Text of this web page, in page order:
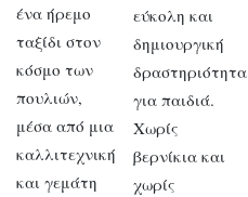
ένα ήρεμο
ταξίδι στον
κόσμο των
πουλιών,
μέσα από μια
καλλιτεχνική
και γεμάτη
εύκολη και
δημιουργική
δραστηριότητα
για παιδιά.
Χωρίς
βερνίκια και
χωρίς